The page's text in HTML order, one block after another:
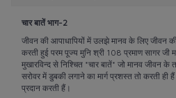
चार बातें भाग-2
जीवन की आपाधापियों में उलझे मानव के लिए जीवन
करती हुई परम पूज्य मुनि श्री 108 प्रमाण सागर जी
मुखारविन्द से निश्चित *चार बातें* जो मानव जीवन
सरोवर में डुबकी लगाने का मार्ग प्रशस्त तो करती ही
प्रदान करती हैं।